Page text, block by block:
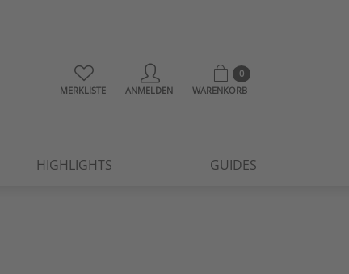
MERKLISTE ANMELDEN
0
WARENKORB
HIGHLIGHTS GUIDES